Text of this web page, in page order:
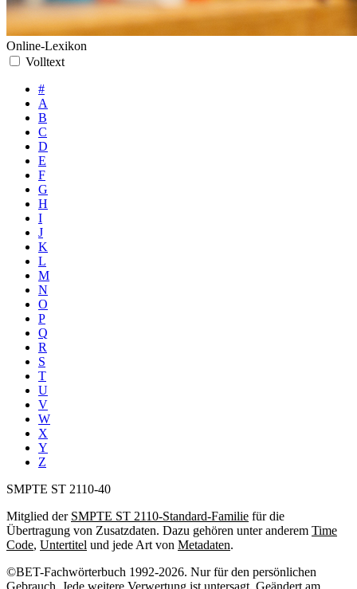
Online-Lexikon
Volltext
#
A
B
C
D
E
F
G
H
I
J
K
L
M
N
O
P
Q
R
S
T
U
V
W
X
Y
Z
SMPTE ST 2110-40
Mitglied der SMPTE ST 2110-Standard-Familie für die
Übertragung von Zusatzdaten. Dazu gehören unter anderem Time
Code, Untertitel und jede Art von Metadaten.
©BET-Fachwörterbuch 1992-2026. Nur für den persönlichen
Gebrauch. Jede weitere Verwertung ist untersagt. Geändert am